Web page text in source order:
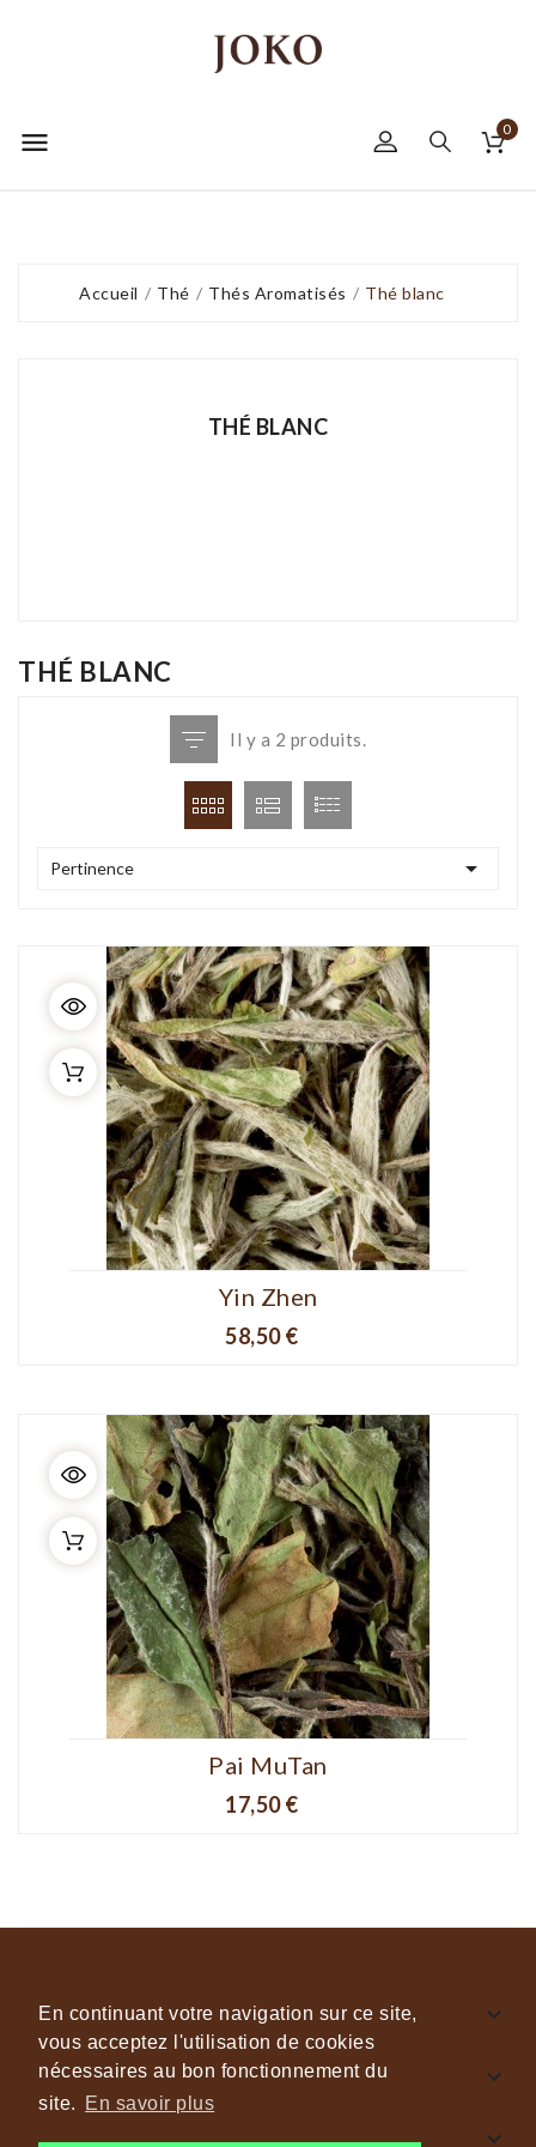
En continuant votre navigation sur ce site,
vous acceptez l'utilisation de cookies
nécessaires au bon fonctionnement du
site.
En savoir plus
 0
Accueil Thé Thés Aromatisés Thé blanc
THÉ BLANC
THÉ BLANC
Il y a 2 produits.
Pertinence 
Yin Zhen
Prix
58,50 €
Pai MuTan
Prix
17,50 €
INFORMATIONS GÉNÉRALES 
CAFÉS & THÉS JOKO 
NOUS SUIVRE 